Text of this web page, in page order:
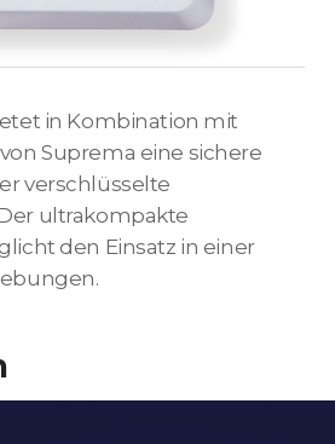
in Kombination mit
Suprema eine sichere
verschlüsselte
ultrakompakte
den Einsatz in einer